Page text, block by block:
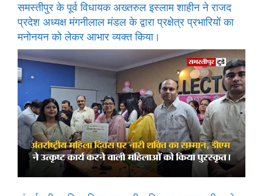
समस्तीपुर के पूर्व विधायक अख्तरुल इस्लाम शाहीन ने राजद
प्रदेश अध्यक्ष मंगनीलाल मंडल के द्वारा प्रक्षेत्र प्रभारियों का
मनोनयन को लेकर आभार व्यक्त किया।